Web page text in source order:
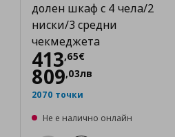
долен шкаф с 4 чела/2
ниски/3 средни
чекмеджета
413,65€
Цена
809,03лв
2070 точки
Не е налично онлайн